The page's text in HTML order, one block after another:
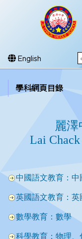
English
學科網頁目錄